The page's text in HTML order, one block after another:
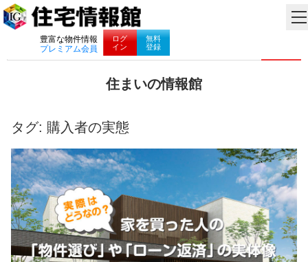
豊富な物件情報
プレミアム会員
ログ
イン
無料
登録
ナビゲーション
住まいの情報館
い
と
暮
ら
し
に
役
立
つ
情
報
タグ: 購入者の実態